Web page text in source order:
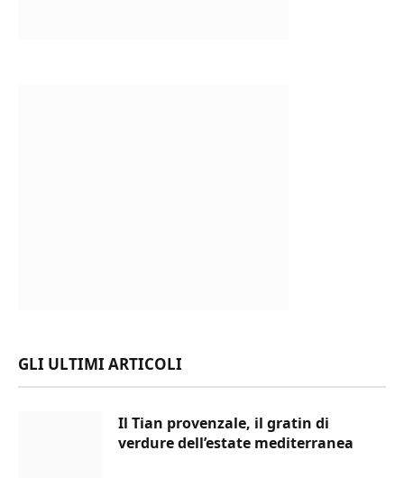
GLI ULTIMI ARTICOLI
Il Tian provenzale, il gratin di
verdure dell’estate mediterranea